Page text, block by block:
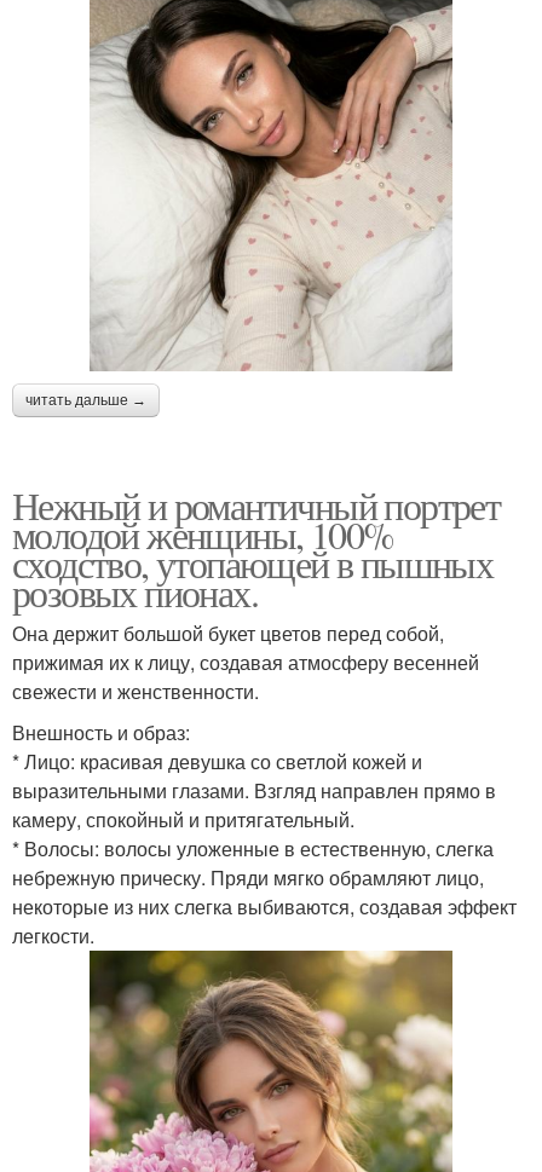
читать дальше →
Нежный и романтичный портрет
молодой женщины, 100%
сходство, утопающей в пышных
розовых пионах.
Она держит большой букет цветов перед собой,
прижимая их к лицу, создавая атмосферу весенней
свежести и женственности.
Внешность и образ:
* Лицо: красивая девушка со светлой кожей и
выразительными глазами. Взгляд направлен прямо в
камеру, спокойный и притягательный.
* Волосы: волосы уложенные в естественную, слегка
небрежную прическу. Пряди мягко обрамляют лицо,
некоторые из них слегка выбиваются, создавая эффект
легкости.